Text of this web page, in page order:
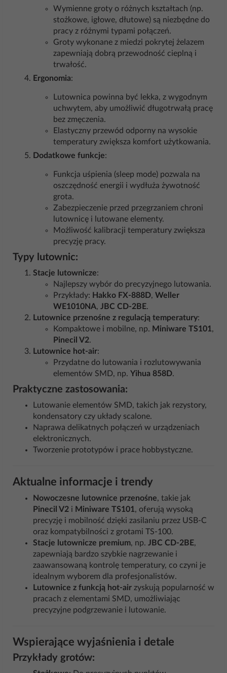
Wymienne groty o różnych kształtach (np.
stożkowe, igłowe, dłutowe) są niezbędne do
pracy z różnymi typami połączeń.
Groty wykonane z miedzi pokrytej żelazem
zapewniają dobrą przewodność cieplną i
trwałość.
Ergonomia:
Lutownica powinna być lekka, z wygodnym
uchwytem, aby umożliwić długotrwałą pracę
bez zmęczenia.
Elastyczny przewód odporny na wysokie
temperatury zwiększa komfort użytkowania.
Dodatkowe funkcje:
Funkcja uśpienia (sleep mode) pozwala na
oszczędność energii i wydłuża żywotność
grota.
Zabezpieczenie przed przegrzaniem chroni
lutownicę i lutowane elementy.
Możliwość kalibracji temperatury zwiększa
precyzję pracy.
Typy lutownic:
Stacje lutownicze:
Najlepszy wybór do precyzyjnego lutowania.
Przykłady: Hakko FX-888D, Weller
WE1010NA, JBC CD-2BE.
Lutownice przenośne z regulacją temperatury:
Kompaktowe i mobilne, np. Miniware TS101,
Pinecil V2.
Lutownice hot-air:
Przydatne do lutowania i rozlutowywania
elementów SMD, np. Yihua 858D.
Praktyczne zastosowania:
Lutowanie elementów SMD, takich jak rezystory,
kondensatory czy układy scalone.
Naprawa delikatnych połączeń w urządzeniach
elektronicznych.
Tworzenie prototypów i prace hobbystyczne.
Aktualne informacje i trendy
Nowoczesne lutownice przenośne, takie jak
Pinecil V2 i Miniware TS101, oferują wysoką
precyzję i mobilność dzięki zasilaniu przez USB-C
oraz kompatybilności z grotami TS-100.
Stacje lutownicze premium, np. JBC CD-2BE,
zapewniają bardzo szybkie nagrzewanie i
zaawansowaną kontrolę temperatury, co czyni je
idealnym wyborem dla profesjonalistów.
Lutownice z funkcją hot-air zyskują popularność w
pracach z elementami SMD, umożliwiając
precyzyjne podgrzewanie i lutowanie.
Wspierające wyjaśnienia i detale
Przykłady grotów: